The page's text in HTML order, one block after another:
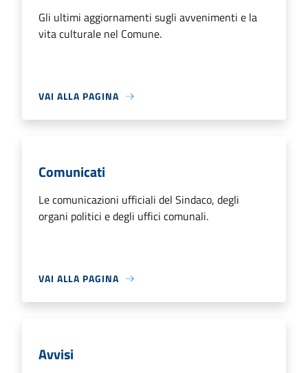
Gli ultimi aggiornamenti sugli avvenimenti e la
vita culturale nel Comune.
VAI ALLA PAGINA
Comunicati
Le comunicazioni ufficiali del Sindaco, degli
organi politici e degli uffici comunali.
VAI ALLA PAGINA
Avvisi